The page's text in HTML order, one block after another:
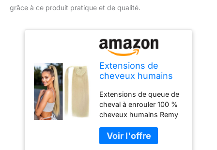
grâce à ce produit pratique et de qualité.
Extensions de
cheveux humains
autour de la queue
de cheval pour
femme - 45,7 cm -
100 g - Blond
décoloré #613
Extensions de queue de
cheval à enrouler 100 %
cheveux humains Remy
Ne s'emmêle pas et ne
perd pas ses poils, dure